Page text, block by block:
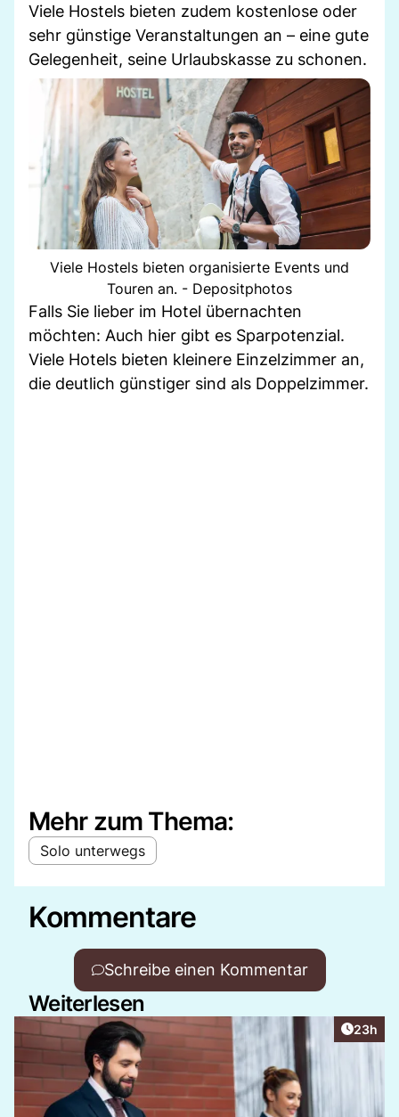
Viele Hostels bieten zudem kostenlose oder
sehr günstige Veranstaltungen an – eine gute
Gelegenheit, seine Urlaubskasse zu schonen.
Viele Hostels bieten organisierte Events und
Touren an. - Depositphotos
Falls Sie lieber im Hotel übernachten
möchten: Auch hier gibt es Sparpotenzial.
Viele Hotels bieten kleinere Einzelzimmer an,
die deutlich günstiger sind als Doppelzimmer.
Mehr zum Thema:
Solo unterwegs
Kommentare
Schreibe einen Kommentar
Weiterlesen
Artikel
23h